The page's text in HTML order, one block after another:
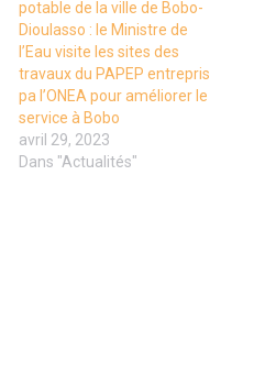
potable de la ville de Bobo-
Dioulasso : le Ministre de
l’Eau visite les sites des
travaux du PAPEP entrepris
pa l’ONEA pour améliorer le
service à Bobo
avril 29, 2023
Dans "Actualités"